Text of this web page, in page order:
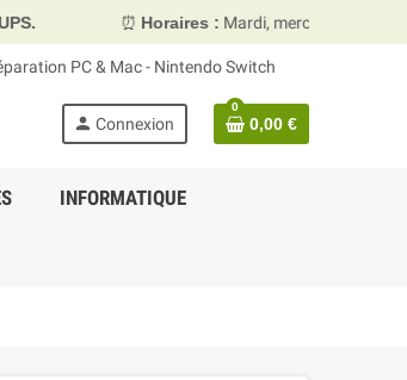
Horaires :Mardi, mercredi et vendredi
PC & Mac - Nintendo Switch
person Connexion
0
0,00 €
INFORMATIQUE